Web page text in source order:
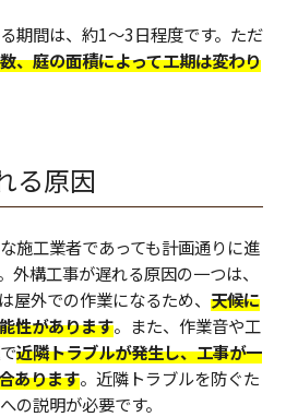
期間は、約1〜3日程度です。ただ
、庭の面積によって工期は変わり
る原因
施工業者であっても計画通りに進
外構工事が遅れる原因の一つは、
屋外での作業になるため、 天候に
性があります。また、作業音や工
近隣トラブルが発生し、工事が一
あります。近隣トラブルを防ぐた
の説明が必要です。